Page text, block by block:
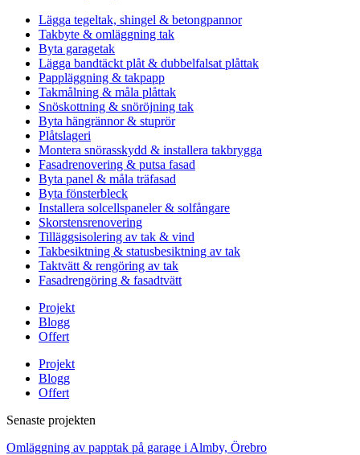
Lägga tegeltak, shingel & betongpannor
Takbyte & omläggning tak
Byta garagetak
Lägga bandtäckt plåt & dubbelfalsat plåttak
Pappläggning & takpapp
Takmålning & måla plåttak
Snöskottning & snöröjning tak
Byta hängrännor & stuprör
Plåtslageri
Montera snörasskydd & installera takbrygga
Fasadrenovering & putsa fasad
Byta panel & måla träfasad
Byta fönsterbleck
Installera solcellspaneler & solfångare
Skorstensrenovering
Tilläggsisolering av tak & vind
Takbesiktning & statusbesiktning av tak
Taktvätt & rengöring av tak
Fasadrengöring & fasadtvätt
Projekt
Blogg
Offert
Projekt
Blogg
Offert
Senaste projekten
Omläggning av papptak på garage i Almby, Örebro